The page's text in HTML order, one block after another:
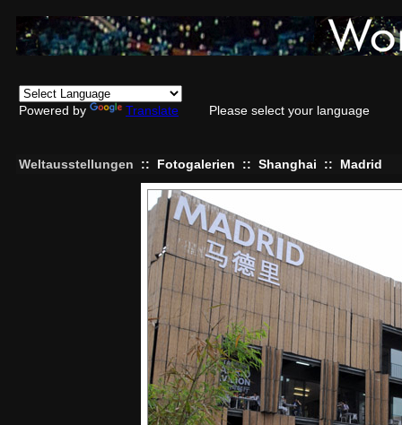
Powered by Translate Please select your language
Weltausstellungen :: Fotogalerien :: Shanghai :: Madrid